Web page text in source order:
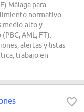
Málaga para
normativo.
medio-alto y
AML, FT).
alertas y listas
trabajo en